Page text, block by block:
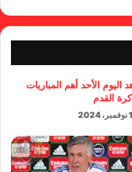
اليوم الأحد أهم المباريات
القدم